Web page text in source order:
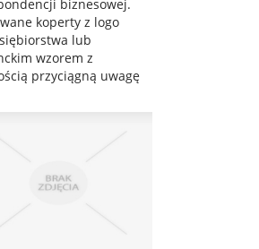
biznesowej.
koperty z logo
lub
wzorem z
przyciągną uwagę